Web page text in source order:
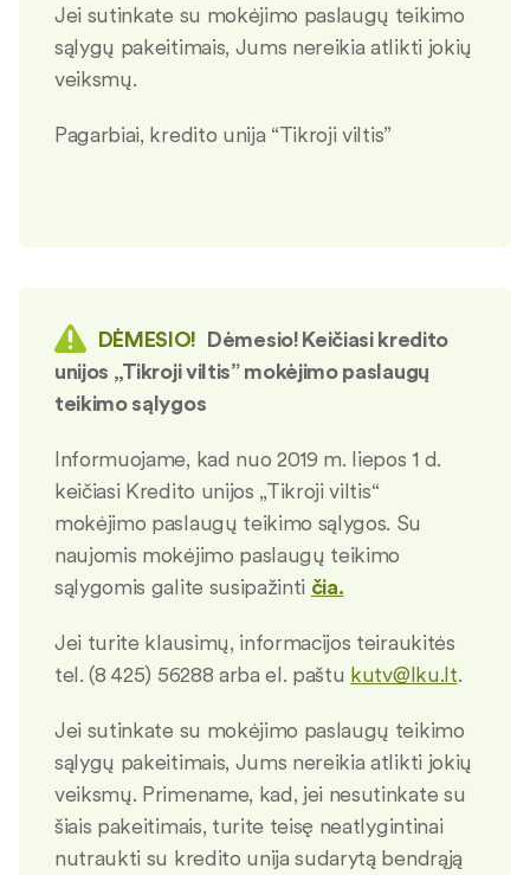
Jei sutinkate su mokėjimo paslaugų teikimo
sąlygų pakeitimais, Jums nereikia atlikti jokių
veiksmų.
Pagarbiai, kredito unija “Tikroji viltis”
DĖMESIO! Dėmesio! Keičiasi kredito
unijos „Tikroji viltis” mokėjimo paslaugų
teikimo sąlygos
Informuojame, kad nuo 2019 m. liepos 1 d.
keičiasi Kredito unijos „Tikroji viltis“
mokėjimo paslaugų teikimo sąlygos. Su
naujomis mokėjimo paslaugų teikimo
sąlygomis galite susipažinti čia.
Jei turite klausimų, informacijos teiraukitės
tel. (8 425) 56288 arba el. paštu kutv@lku.lt.
Jei sutinkate su mokėjimo paslaugų teikimo
sąlygų pakeitimais, Jums nereikia atlikti jokių
veiksmų. Primename, kad, jei nesutinkate su
šiais pakeitimais, turite teisę neatlygintinai
nutraukti su kredito unija sudarytą bendrąją